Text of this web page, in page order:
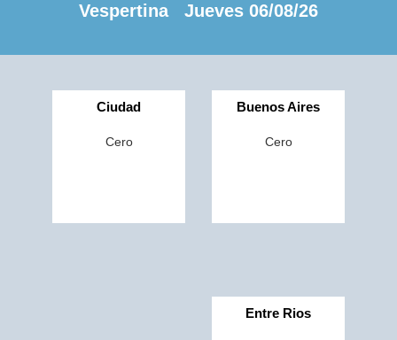
Vespertina Jueves 06/08/26
Ciudad
Cero
Buenos Aires
Cero
Entre Rios